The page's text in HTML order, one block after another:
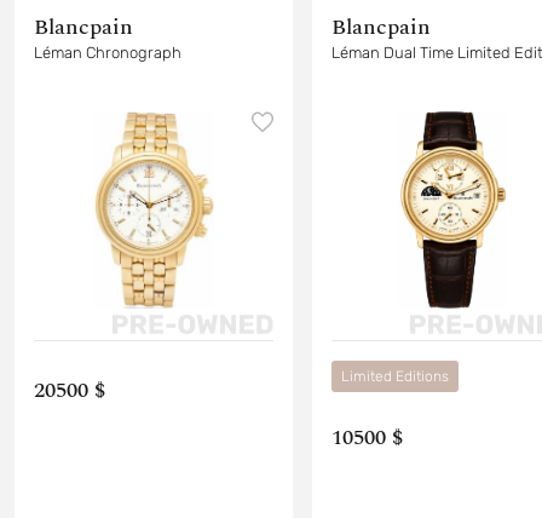
Blancpain
Léman Chronograph
20500 $
Blancpain
Léman Dual Time Limited
Limited Editions
10500 $